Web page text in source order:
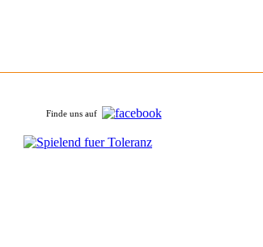
Finde uns auf